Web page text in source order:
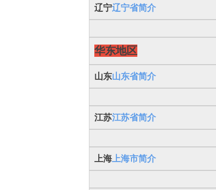
辽宁辽宁省简介
华东地区
山东山东省简介
江苏江苏省简介
上海上海市简介